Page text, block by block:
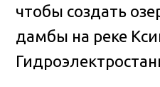
чтобы создать
дамбы на реке